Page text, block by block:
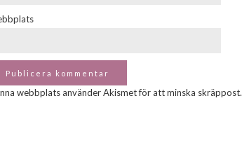
webbplats använder Akismet för att minska skräppost.